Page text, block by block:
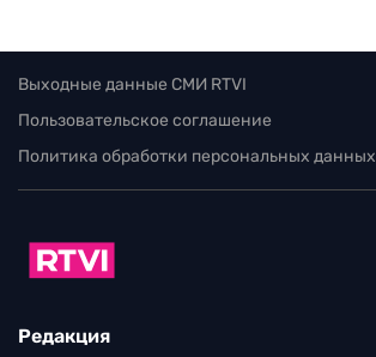
Выходные данные СМИ RTVI
Пользовательское соглашение
Политика обработки персональных данных
Редакция